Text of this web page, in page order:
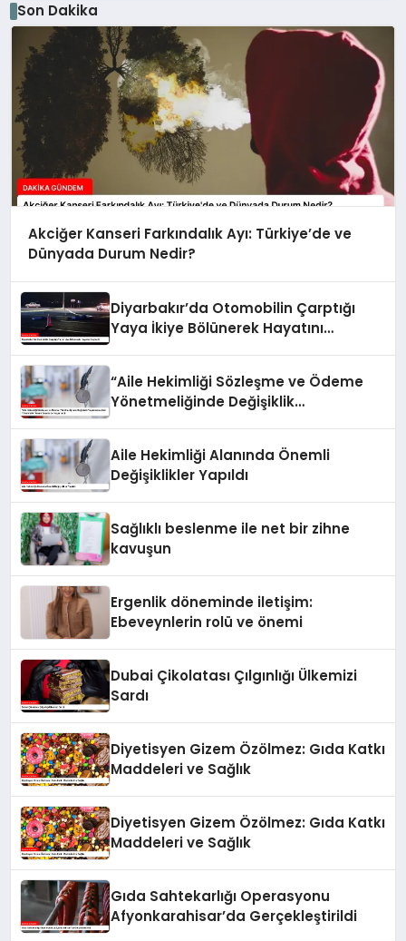
Son Dakika
Akciğer Kanseri Farkındalık Ayı: Türkiye’de ve
Dünyada Durum Nedir?
Diyarbakır’da Otomobilin Çarptığı
Yaya İkiye Bölünerek Hayatını
“Aile Hekimliği Sözleşme ve Ödeme
Yönetmeliğinde Değişiklik
Aile Hekimliği Alanında Önemli
Değişiklikler Yapıldı
Sağlıklı beslenme ile net bir zihne
kavuşun
Ergenlik döneminde iletişim:
Ebeveynlerin rolü ve önemi
Dubai Çikolatası Çılgınlığı Ülkemizi
Sardı
Diyetisyen Gizem Özölmez: Gıda Katkı
Maddeleri ve Sağlık
Diyetisyen Gizem Özölmez: Gıda Katkı
Maddeleri ve Sağlık
Gıda Sahtekarlığı Operasyonu
Afyonkarahisar’da Gerçekleştirildi